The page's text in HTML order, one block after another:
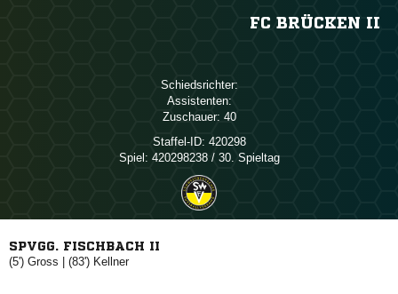
FC BRÜCKEN II
Schiedsrichter:
Assistenten:
Zuschauer: 40
Staffel-ID: 420298
Spiel: 420298238 / 30. Spieltag
SPVGG. FISCHBACH II
(5')  | (83') 